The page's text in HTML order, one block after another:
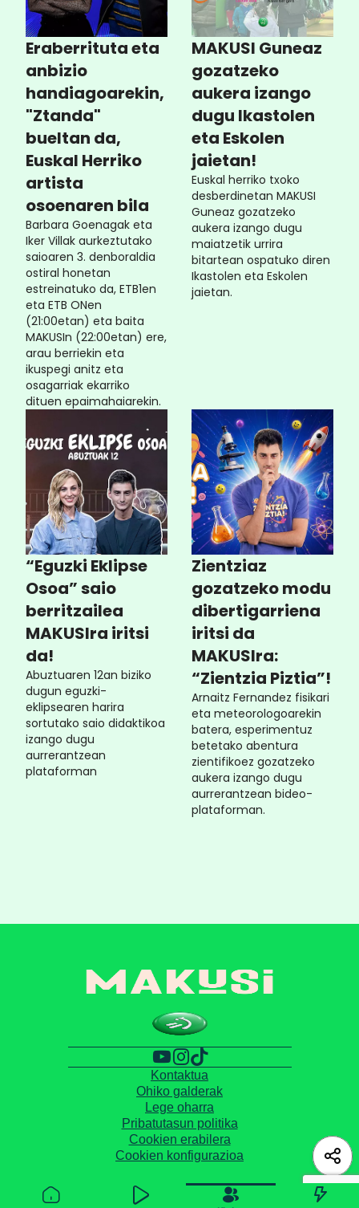
Eraberrituta eta
anbizio
handiagoarekin,
"Ztanda"
bueltan da,
Euskal Herriko
artista
osoenaren bila
Barbara Goenagak eta
Iker Villak aurkeztutako
saioaren 3. denboraldia
ostiral honetan
estreinatuko da, ETB1en
eta ETB ONen
(21:00etan) eta baita
MAKUSIn (22:00etan) ere,
arau berriekin eta
ikuspegi anitz eta
osagarriak ekarriko
dituen epaimahaiarekin.
MAKUSI Guneaz
gozatzeko
aukera izango
dugu Ikastolen
eta Eskolen
jaietan!
Euskal herriko txoko
desberdinetan MAKUSI
Guneaz gozatzeko
aukera izango dugu
maiatzetik urrira
bitartean ospatuko diren
Ikastolen eta Eskolen
jaietan.
“Eguzki Eklipse
Osoa” saio
berritzailea
MAKUSIra iritsi
da!
Abuztuaren 12an biziko
dugun eguzki-
eklipsearen harira
sortutako saio didaktikoa
izango dugu
aurrerantzean
plataforman
Zientziaz
gozatzeko modu
dibertigarriena
iritsi da
MAKUSIra:
“Zientzia Piztia”!
Arnaitz Fernandez fisikari
eta meteorologoarekin
batera, esperimentuz
betetako abentura
zientifikoez gozatzeko
aukera izango dugu
aurrerantzean bideo-
plataforman.
Kontaktua
Ohiko galderak
Lege oharra
Pribatutasun politika
Cookien erabilera
Cookien konfigurazioa